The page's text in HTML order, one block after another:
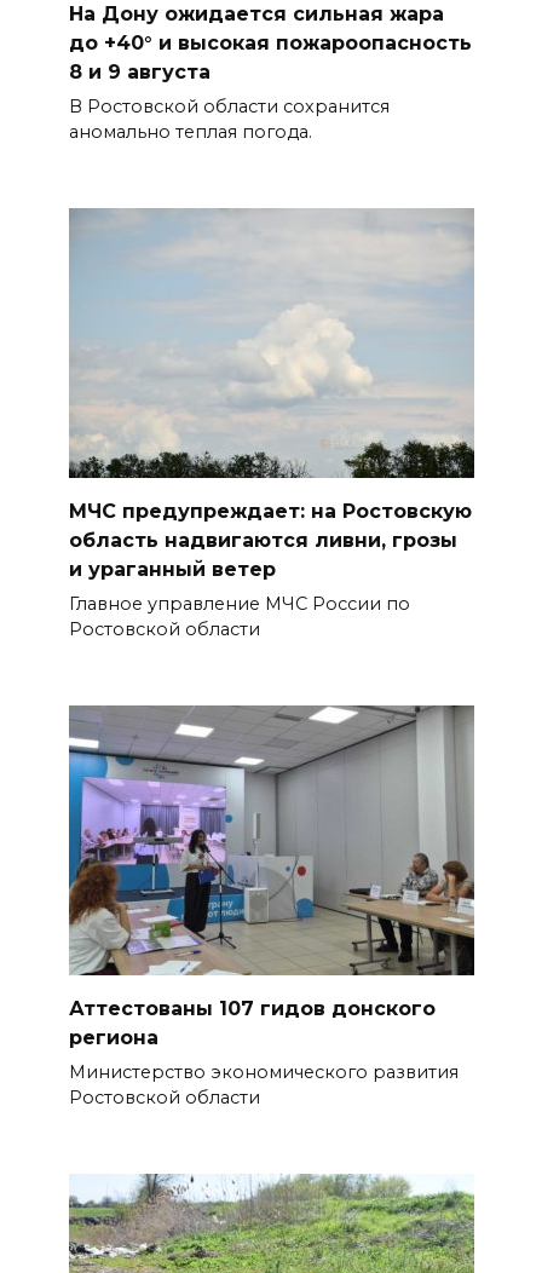
Сап-фестиваль, ночной забег
и турниры: как в Ростове
отметят День физкультурника
07 августа 2026 19:19
улицах
В Ростовской области более
2000 жителей бесплатно
осваивают новые профессии
БОЛЬШЕ НОВОСТЕЙ
На Дону ожидается сильная жара
до +40° и высокая пожароопасность
8 и 9 августа
В Ростовской области сохранится
аномально теплая погода.
МЧС предупреждает: на Ростовскую
область надвигаются ливни, грозы
и ураганный ветер
Главное управление МЧС России по
Ростовской области
Аттестованы 107 гидов донского
региона
Министерство экономического развития
Ростовской области